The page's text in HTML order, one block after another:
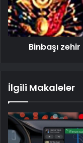
Binbaşı
İlgili Makaleler